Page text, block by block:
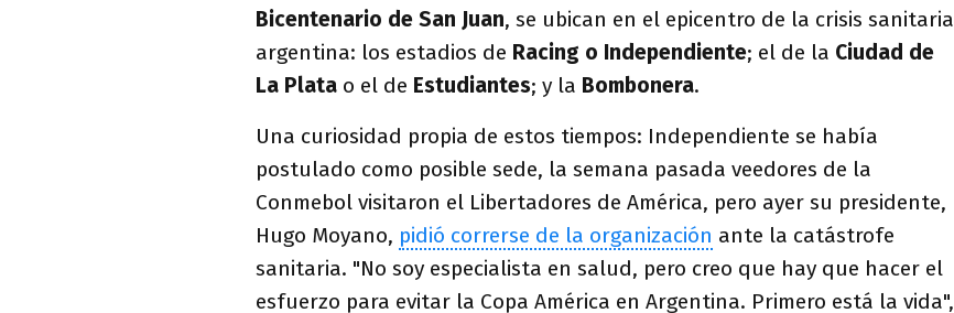
Bicentenario de San Juan, se ubican en el epicentro de la crisis sanitaria
argentina: los estadios de Racing o Independiente; el de la Ciudad de
La Plata o el de Estudiantes; y la Bombonera.
Una curiosidad propia de estos tiempos: Independiente se había
postulado como posible sede, la semana pasada veedores de la
Conmebol visitaron el Libertadores de América, pero ayer su presidente,
Hugo Moyano, pidió correrse de la organización ante la catástrofe
sanitaria. "No soy especialista en salud, pero creo que hay que hacer el
esfuerzo para evitar la Copa América en Argentina. Primero está la vida",